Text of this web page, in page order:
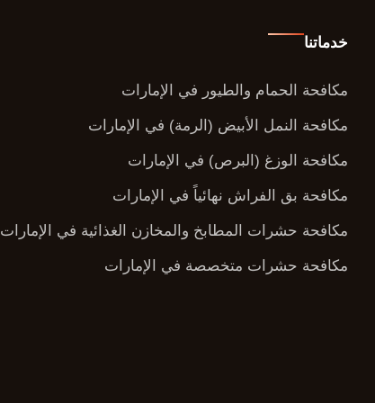
خدماتنا
مكافحة الحمام والطيور في الإمارات
مكافحة النمل الأبيض (الرمة) في الإمارات
مكافحة الوزغ (البرص) في الإمارات
مكافحة بق الفراش نهائياً في الإمارات
مكافحة حشرات المطابخ والمخازن الغذائية في الإمارات
مكافحة حشرات متخصصة في الإمارات